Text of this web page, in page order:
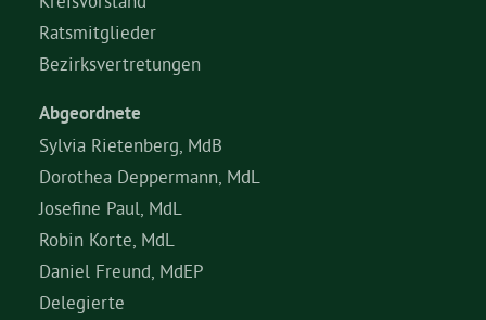
Ratsmitglieder
Bezirksvertretungen
Abgeordnete
Sylvia Rietenberg, MdB
Dorothea Deppermann, MdL
Josefine Paul, MdL
Robin Korte, MdL
Daniel Freund, MdEP
Delegierte